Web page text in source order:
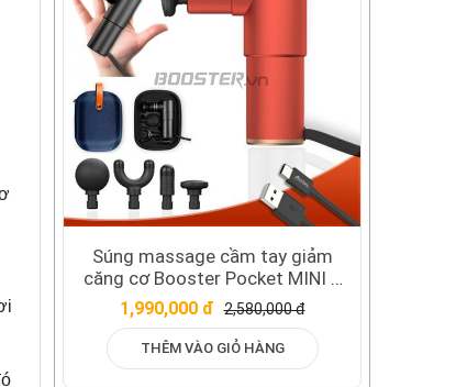
Súng massage cầm tay giảm
căng cơ Booster Pocket MINI 1
- 4 tốc độ massage
1,990,000 đ 2,580,000 đ
THÊM VÀO GIỎ HÀNG